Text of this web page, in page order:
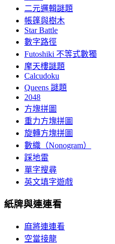
二元邏輯謎題
帳篷與樹木
Star Battle
數字路徑
Futoshiki 不等式數獨
摩天樓謎題
Calcudoku
Queens 謎題
2048
方塊拼圖
重力方塊拼圖
旋轉方塊拼圖
數織（Nonogram）
踩地雷
單字搜尋
英文填字遊戲
紙牌與連連看
麻將連連看
空當接龍